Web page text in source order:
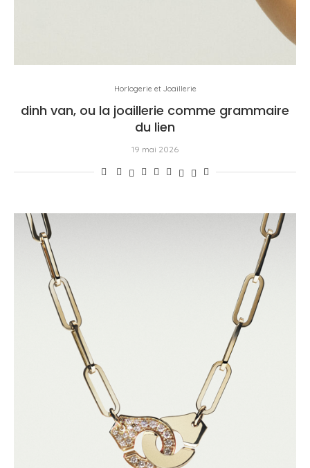
Horlogerie et Joaillerie
dinh van, ou la joaillerie comme grammaire
du lien
19 mai 2026